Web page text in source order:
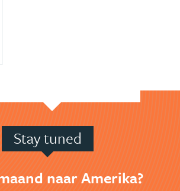
Stay tuned
naar Amerika?